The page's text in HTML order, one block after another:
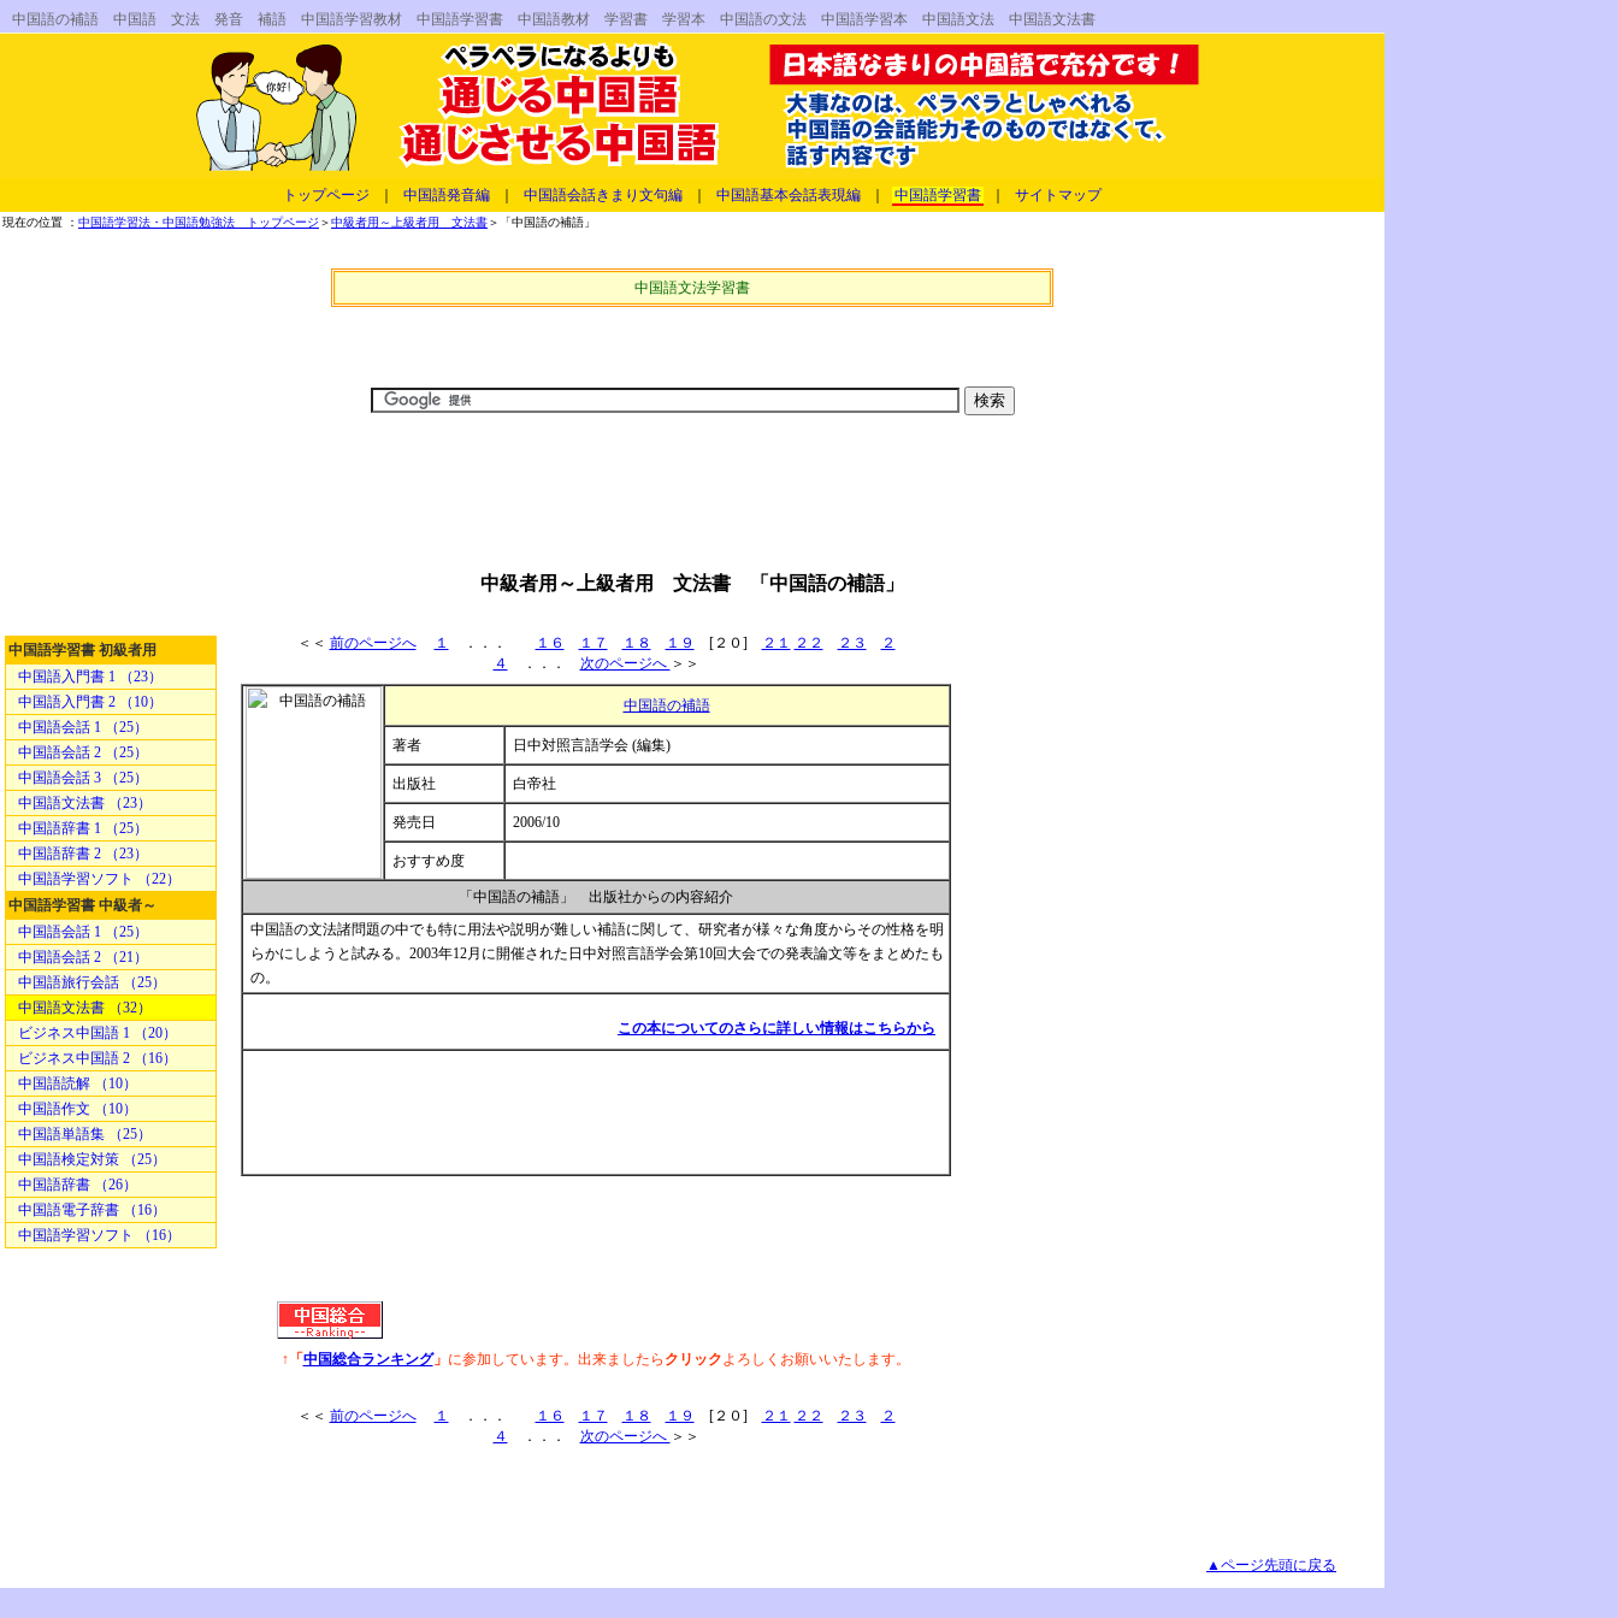
中国語の補語 中国語 文法 発音 補語 中国語学習教材 中国語学習書 中国語教材 学習書 学習本 中国語の文法 中国語学習本 中国語文法 中国語文法書
トップページ 中国語発音編 中国語会話きまり文句編 中国語基本会話表現編 中国語学習書 サイトマップ
現在の位置 ： 中国語学習法・中国語勉強法 トップページ ＞中級者用～上級者用 文法書＞「中国語の補語」
中国語文法学習書
中級者用～上級者用 文法書 「中国語の補語」
中国語学習書 初級者用
中国語入門書 1 （23）
中国語入門書 2 （10）
中国語会話 1 （25）
中国語会話 2 （25）
中国語会話 3 （25）
中国語文法書 （23）
中国語辞書 1 （25）
中国語辞書 2 （23）
中国語学習ソフト （22）
中国語学習書 中級者～
中国語会話 1 （25）
中国語会話 2 （21）
中国語旅行会話 （25）
中国語文法書 （32）
ビジネス中国語 1 （20）
ビジネス中国語 2 （16）
中国語読解 （10）
中国語作文 （10）
中国語単語集 （25）
中国語検定対策 （25）
中国語辞書 （26）
中国語電子辞書 （16）
中国語学習ソフト （16）
＜＜ 前のページへ １ ．．． １６ １７ １８ １９ [２０] ２１ ２２ ２３
２
４
．．． 次のページへ ＞＞
中国語の補語
著者 日中対照言語学会 (編集)
出版社 白帝社
発売日 2006/10
おすすめ度
「中国語の補語」 出版社からの内容紹介
中国語の文法諸問題の中でも特に用法や説明が難しい補語に関して、研究者が様々な角度からその性格を明
らかにしようと試みる。2003年12月に開催された日中対照言語学会第10回大会での発表論文等をまとめたも
の。
この本についてのさらに詳しい情報はこちらから
↑「 中国総合ランキング」 に参加しています。出来ましたら クリックよろしくお願いいたします。
＜＜ 前のページへ １ ．．． １６ １７ １８ １９ [２０] ２１ ２２ ２３
２
４
．．． 次のページへ ＞＞
▲ページ先頭に戻る